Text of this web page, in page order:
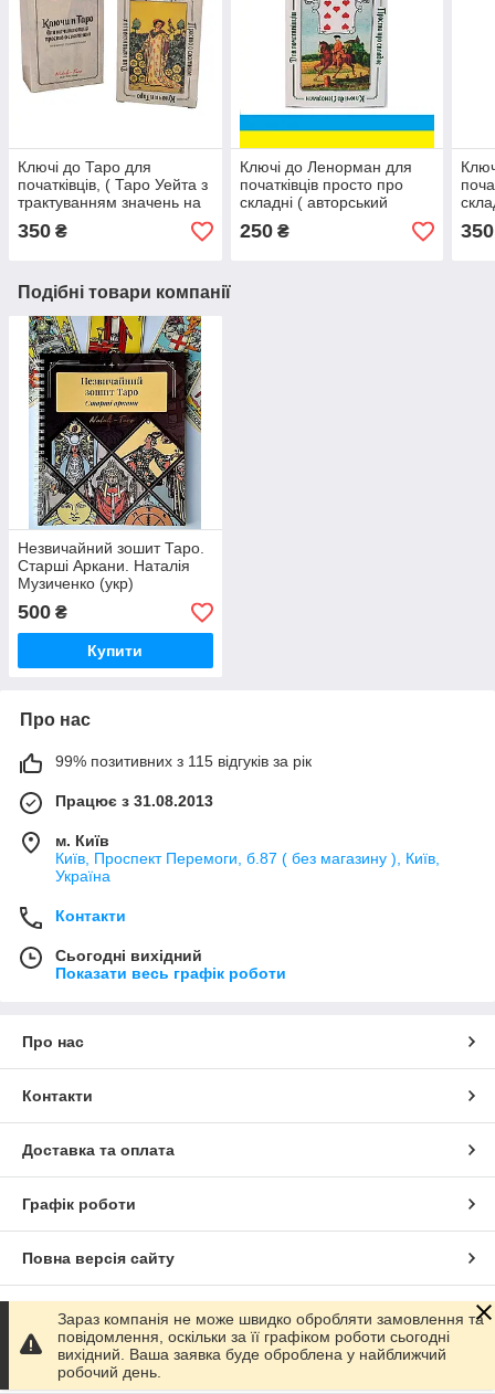
Ключі до Таро для
початківців, ( Таро Уейта з
трактуванням значень на
російській мові)
350 ₴
Ключі до Ленорман для
початківців просто про
складні ( авторський
метод Наталії Музиченко )
Українською мовою
250₴ 350
Подібні товари компанії
Незвичайний зошит Таро.
Старші Аркани. Наталія
Музиченко (укр)
500 ₴
Купити
Про нас
99% позитивних з 115 відгуків за рік
Працює з 31.08.2013
м. Київ
Київ, Проспект Перемоги, б.87 ( без магазину ), Київ,
Україна
Контакти
Сьогодні вихідний
Показати весь графік роботи
Про нас
Контакти
Доставка та оплата
Графік роботи
Повна версія сайту
Сайт створено на маркетплейсі Prom.ua
Політика конфіденційності
Зараз компанія не може швидко обробляти замовлення та
повідомлення, оскільки за її графіком роботи сьогодні
вихідний. Ваша заявка буде оброблена у найближчий
робочий день.